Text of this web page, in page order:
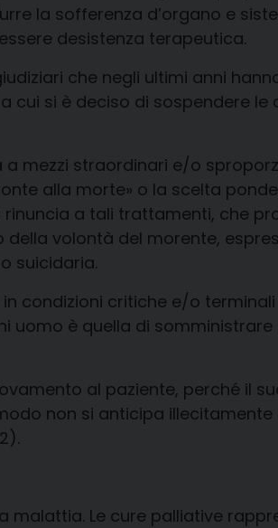
la sofferenza d’organo e
desistenza terapeutica.
che negli ultimi anni
cui si è deciso di sospendere
mezzi straordinari e/o
alla morte» o la scelta
a tali trattamenti, che
della volontà del morente,
suicidaria.
condizioni critiche e/o terminali
è quella di
al paziente, perché il
non si anticipa
.
malattia. Le cure palliative